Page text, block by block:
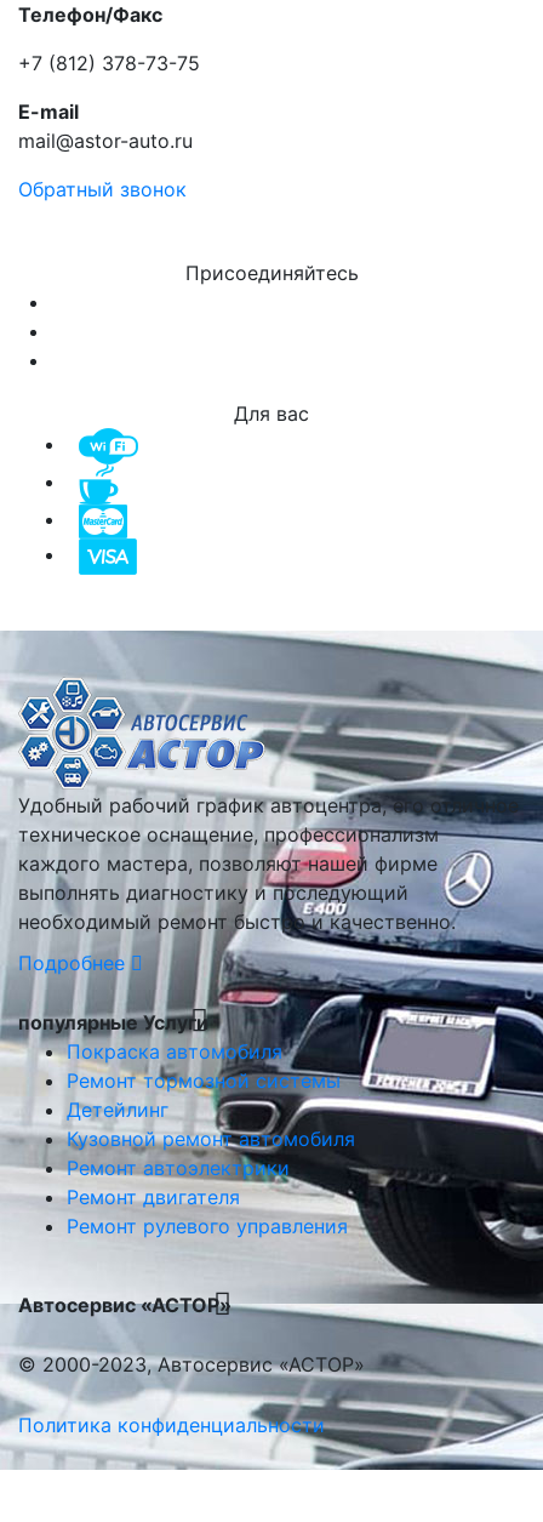
Телефон/Факс
+7 (812) 378-73-75
E-mail
mail@astor-auto.ru
Обратный звонок
Присоединяйтесь
Для вас
Удобный рабочий график автоцентра, его отличное
техническое оснащение, профессионализм
каждого мастера, позволяют нашей фирме
выполнять диагностику и последующий
необходимый ремонт быстро и качественно.
Подробнее
популярные Услуги
Покраска автомобиля
Ремонт тормозной системы
Детейлинг
Кузовной ремонт автомобиля
Ремонт автоэлектрики
Ремонт двигателя
Ремонт рулевого управления
Автосервис «АСТОР»
© 2000-2023, Автосервис «АСТОР»
Политика конфиденциальности